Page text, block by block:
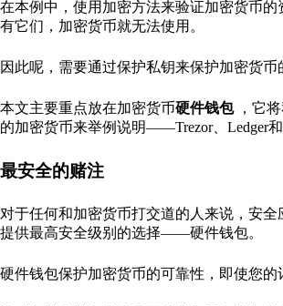
在本例中，使用加密方法来验证加密货币
有它们，加密货币就无法使用。
因此呢，需要通过保护私钥来保护加密货
本文主要重点放在加密货币硬件钱包 ，它
的加密货币来举例说明——Trezor、Ledger和
最安全的赌注
对于任何和加密货币打交道的人来说，安
提供最高安全级别的选择——硬件钱包。
硬件钱包保护加密货币的可靠性，即使您